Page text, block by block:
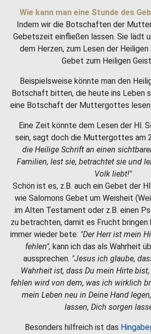
Wie kann man eine Stunde des
Indem wir die Botschaften der
Gebetszeit einfließen lassen. Sie lädt
dem Herzen, zum Lesen der
Gebet zum Heiligen
Beispielsweise könnte man den
Botschaft bitten, die heute ins Leben
eine Botschaft der Muttergottes lesen
Eine Zeit könnte dem Lesen der Hl.
sein, sagt doch die Muttergottes am
die Heilige Schrift an einen
Familien, lest sie, betrachtet sie und
Volk liebt!"
Schön ist es, z.B. auch ein Gebet der
wie Salomons Gebet um Weisheit
im Alten Testament oder z.B. einen
zu betrachten, damit es Frucht bringen
immer wieder bete: "Der Herr ist mein
fehlen", kann ich das als Wahrheit
aussprechen. "Jesus ich glaube,
Wahrheit ist, dass Du mein Hirte
fehlen wird von dem, was ich wirklich
mein Leben neu in Deine Hand
lassen, Dich sorgen
Besonders hilfreich ist das